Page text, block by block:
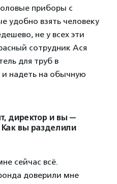
приборы с
удобно взять человеку
не у всех эти
сотрудник Ася
для труб в
надеть на обычную
директор и вы —
вы разделили
сейчас всё.
доверили мне